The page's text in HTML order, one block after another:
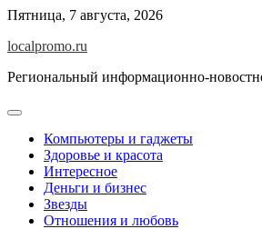
Перейти
содержимому
Пятница, 7 августа, 2026
localpromo.ru
Региональный информационно-
Компьютеры и гаджеты
Здоровье и красота
Интересное
Деньги и бизнес
Звезды
Отношения и любовь